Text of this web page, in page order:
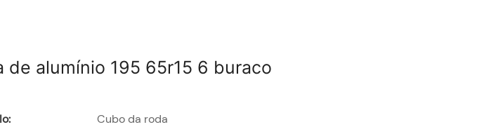
de alumínio 195 65r15 6 buraco
Cubo da roda